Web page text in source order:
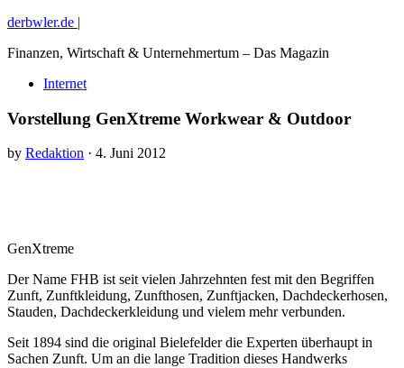
derbwler.de |
Finanzen, Wirtschaft & Unternehmertum – Das Magazin
Internet
Vorstellung GenXtreme Workwear & Outdoor
by Redaktion · 4. Juni 2012
GenXtreme
Der Name FHB ist seit vielen Jahrzehnten fest mit den Begriffen
Zunft, Zunftkleidung, Zunfthosen, Zunftjacken, Dachdeckerhosen,
Stauden, Dachdeckerkleidung und vielem mehr verbunden.
Seit 1894 sind die original Bielefelder die Experten überhaupt in
Sachen Zunft. Um an die lange Tradition dieses Handwerks